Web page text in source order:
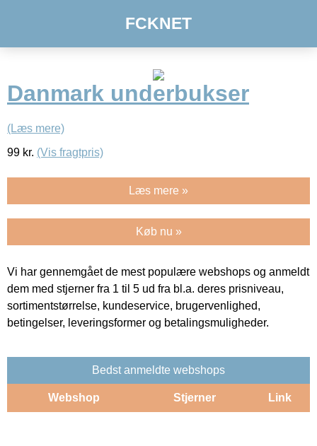
FCKNET
Danmark underbukser
(Læs mere)
99 kr. (Vis fragtpris)
Læs mere »
Køb nu »
Vi har gennemgået de mest populære webshops og anmeldt
dem med stjerner fra 1 til 5 ud fra bl.a. deres prisniveau,
sortimentstørrelse, kundeservice, brugervenlighed,
betingelser, leveringsformer og betalingsmuligheder.
Bedst anmeldte webshops
Webshop Stjerner Link